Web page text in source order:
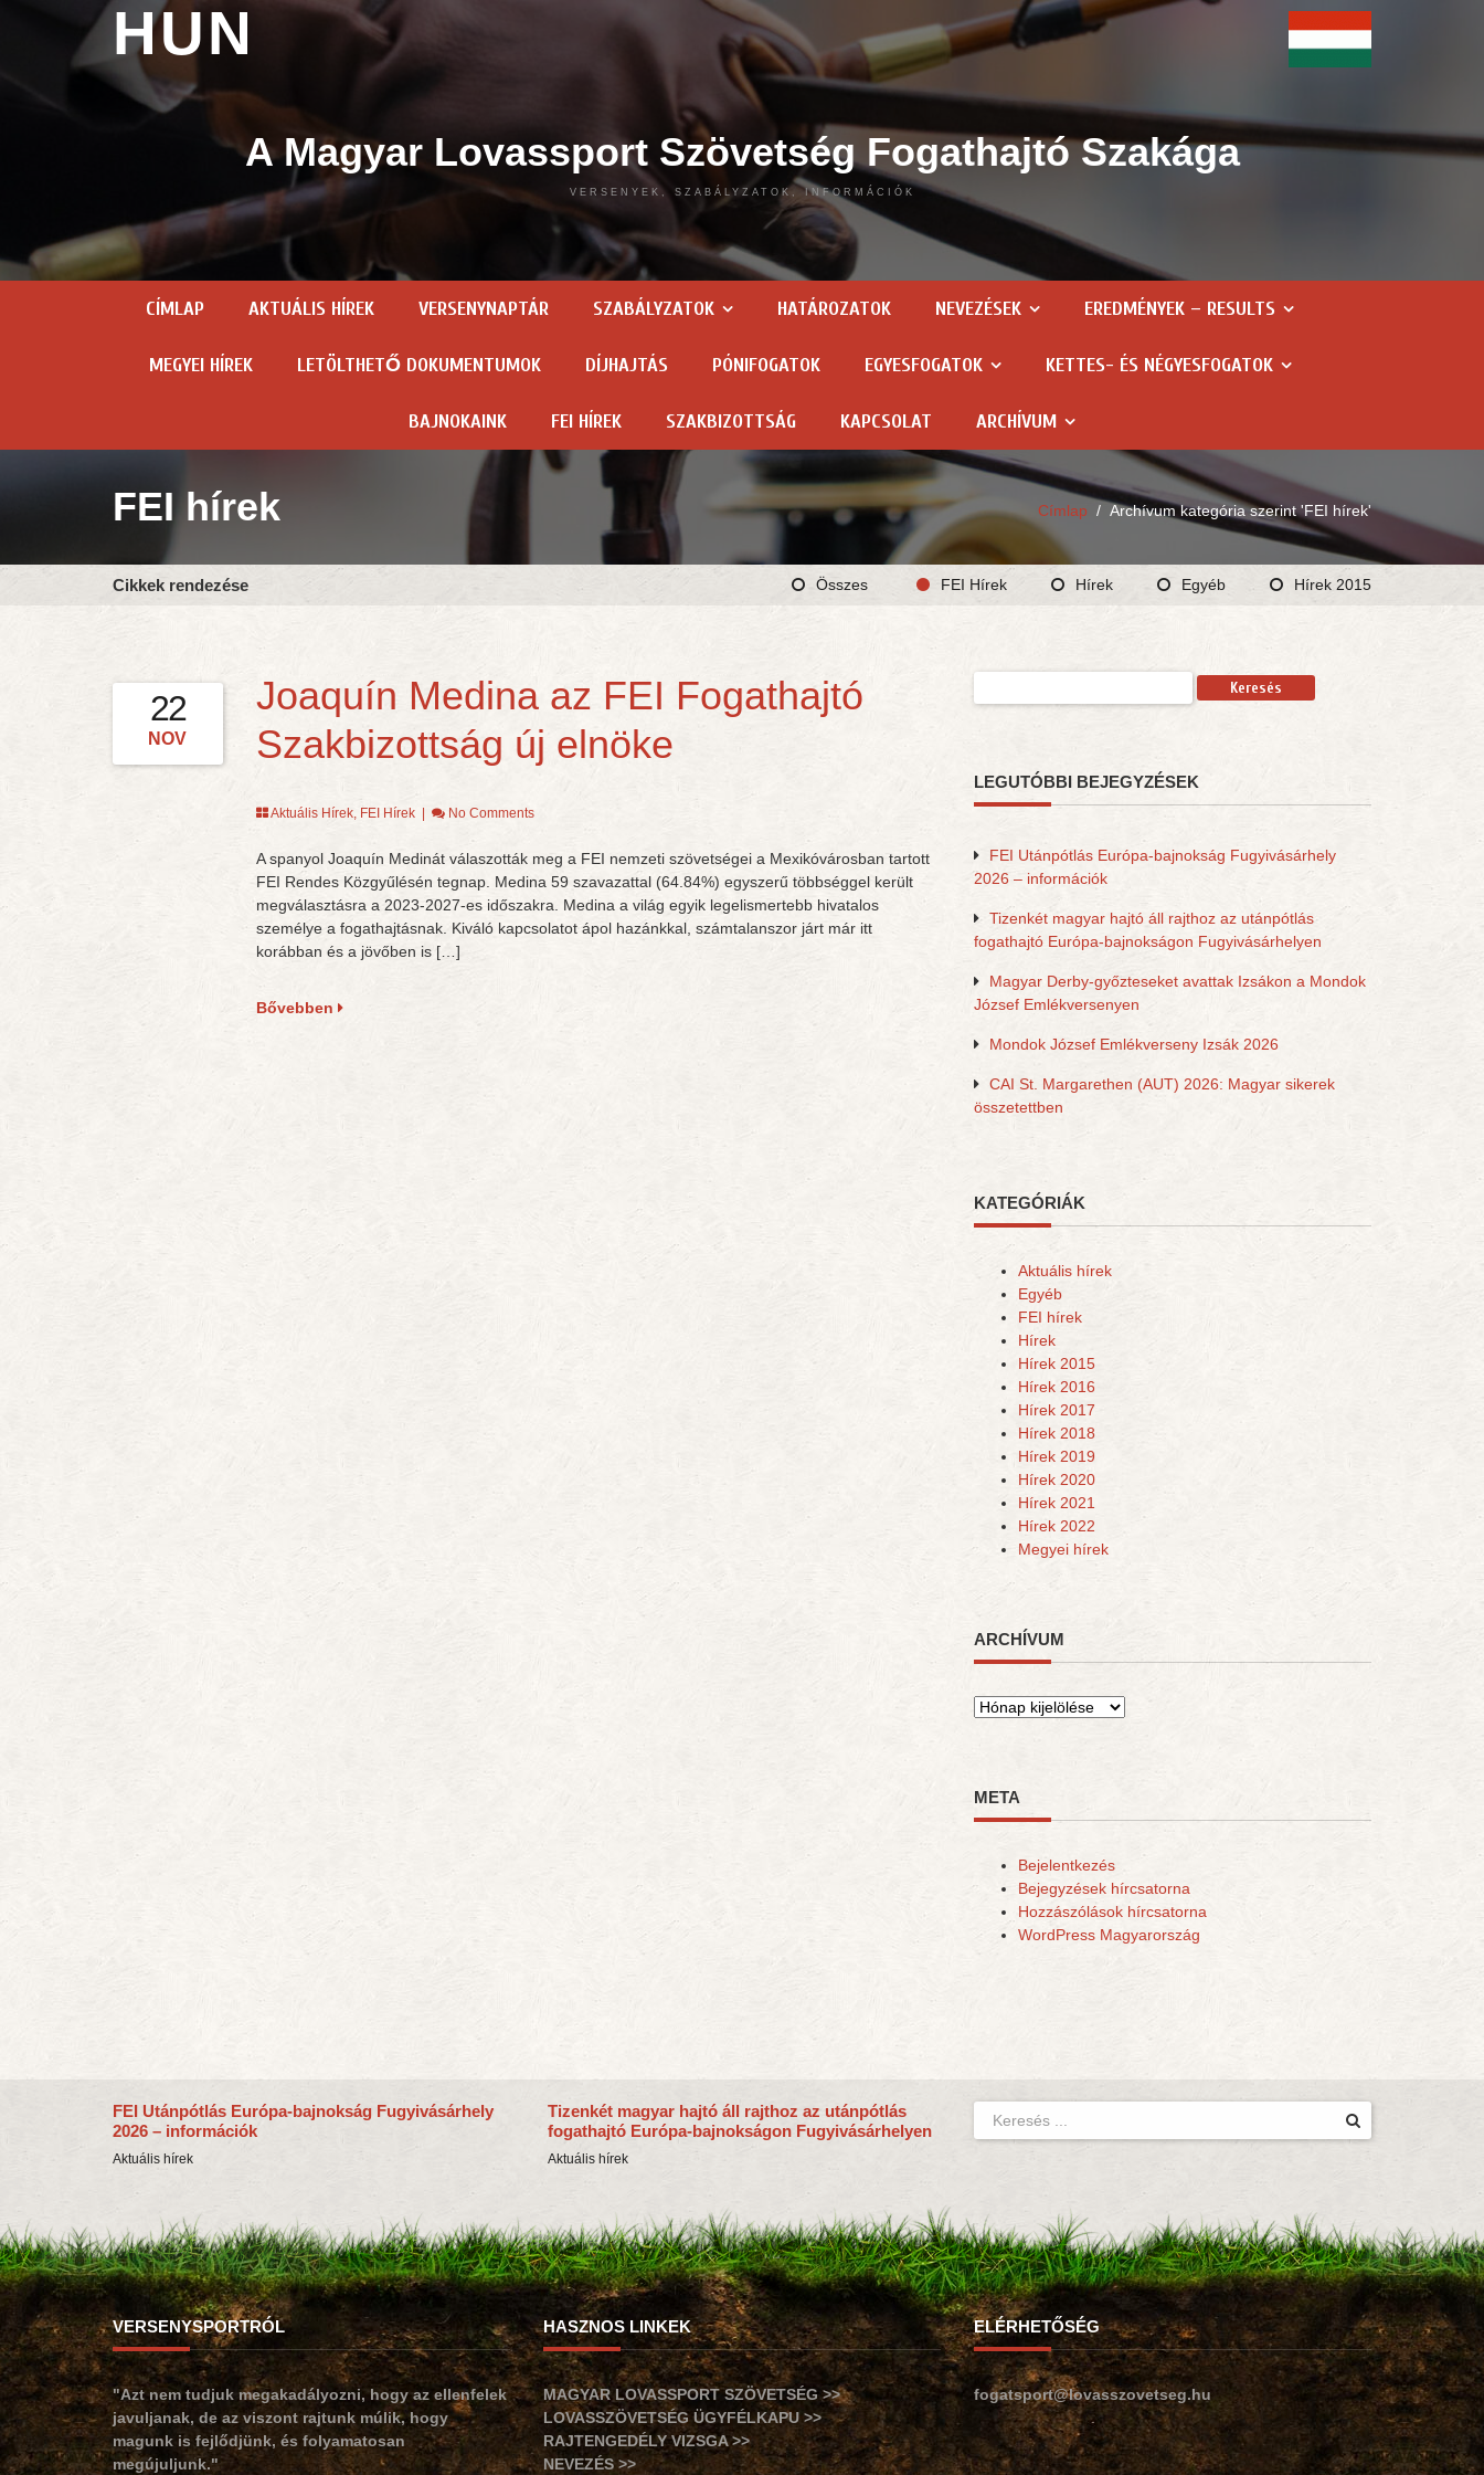
HUN
A Magyar Lovassport Szövetség Fogathajtó Szakága
VERSENYEK, SZABÁLYZATOK, INFORMÁCIÓK
CÍMLAP AKTUÁLIS HÍREK VERSENYNAPTÁR SZABÁLYZATOK HATÁROZATOK NEVEZÉSEK EREDMÉNYEK – RESULTS
MEGYEI HÍREK LETÖLTHETŐ DOKUMENTUMOK DÍJHAJTÁS PÓNIFOGATOK EGYESFOGATOK KETTES- ÉS NÉGYESFOGATOK
BAJNOKAINK FEI HÍREK SZAKBIZOTTSÁG KAPCSOLAT ARCHÍVUM
Címlap / Archívum kategória szerint 'FEI hírek'
FEI hírek
Cikkek rendezése Összes FEI Hírek Hírek Egyéb Hírek 2015
22
NOV
Joaquín Medina az FEI Fogathajtó
Szakbizottság új elnöke
Aktuális Hírek, FEI Hírek| No Comments
A spanyol Joaquín Medinát válaszották meg a FEI nemzeti szövetségei a Mexikóvárosban tartott
FEI Rendes Közgyűlésén tegnap. Medina 59 szavazattal (64.84%) egyszerű többséggel került
megválasztásra a 2023-2027-es időszakra. Medina a világ egyik legelismertebb hivatalos
személye a fogathajtásnak. Kiváló kapcsolatot ápol hazánkkal, számtalanszor járt már itt
korábban és a jövőben is […]
Bővebben
LEGUTÓBBI BEJEGYZÉSEK
FEI Utánpótlás Európa-bajnokság Fugyivásárhely
2026 – információk
Tizenkét magyar hajtó áll rajthoz az utánpótlás
fogathajtó Európa-bajnokságon Fugyivásárhelyen
Magyar Derby-győzteseket avattak Izsákon a Mondok
József Emlékversenyen
Mondok József Emlékverseny Izsák 2026
CAI St. Margarethen (AUT) 2026: Magyar sikerek
összetettben
KATEGÓRIÁK
Aktuális hírek
Egyéb
FEI hírek
Hírek
Hírek 2015
Hírek 2016
Hírek 2017
Hírek 2018
Hírek 2019
Hírek 2020
Hírek 2021
Hírek 2022
Megyei hírek
ARCHÍVUM
Archívum
META
Bejelentkezés
Bejegyzések hírcsatorna
Hozzászólások hírcsatorna
WordPress Magyarország
FEI Utánpótlás Európa-bajnokság Fugyivásárhely
2026 – információk
Aktuális hírek
Tizenkét magyar hajtó áll rajthoz az utánpótlás
fogathajtó Európa-bajnokságon Fugyivásárhelyen
Aktuális hírek
VERSENYSPORTRÓL
"Azt nem tudjuk megakadályozni, hogy az ellenfelek
javuljanak, de az viszont rajtunk múlik, hogy
magunk is fejlődjünk, és folyamatosan
megújuljunk."
HASZNOS LINKEK
MAGYAR LOVASSPORT SZÖVETSÉG >>
LOVASSZÖVETSÉG ÜGYFÉLKAPU >>
RAJTENGEDÉLY VIZSGA >>
NEVEZÉS >>
ELÉRHETŐSÉG
fogatsport@lovasszovetseg.hu